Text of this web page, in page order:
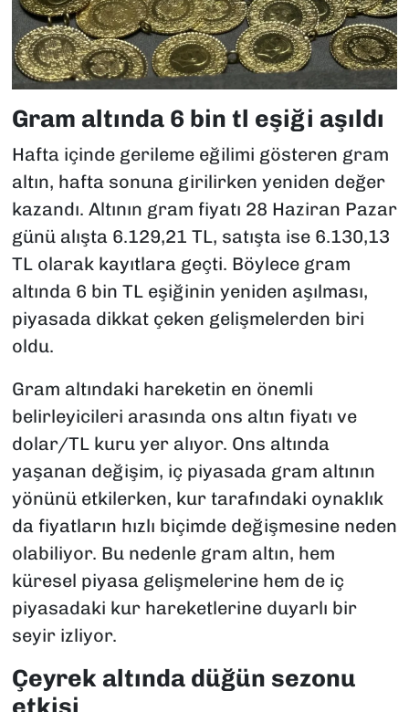
Gram altında 6 bin tl eşiği aşıldı
Hafta içinde gerileme eğilimi gösteren gram
altın, hafta sonuna girilirken yeniden değer
kazandı. Altının gram fiyatı 28 Haziran Pazar
günü alışta 6.129,21 TL, satışta ise 6.130,13
TL olarak kayıtlara geçti. Böylece gram
altında 6 bin TL eşiğinin yeniden aşılması,
piyasada dikkat çeken gelişmelerden biri
oldu.
Gram altındaki hareketin en önemli
belirleyicileri arasında ons altın fiyatı ve
dolar/TL kuru yer alıyor. Ons altında
yaşanan değişim, iç piyasada gram altının
yönünü etkilerken, kur tarafındaki oynaklık
da fiyatların hızlı biçimde değişmesine neden
olabiliyor. Bu nedenle gram altın, hem
küresel piyasa gelişmelerine hem de iç
piyasadaki kur hareketlerine duyarlı bir
seyir izliyor.
Çeyrek altında düğün sezonu